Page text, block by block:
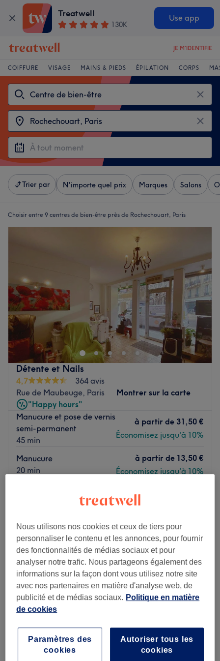
Treatwell
130K
Use app
JE M'IDENTIFIE
COIFFURE VISAGE MAINS & PIEDS ÉPILATION CORPS
Trier par N'importe quel prix Marques Salons
Choisir entre 9 centres de bien-être près de Rochechouart, Paris
Détente et Nails
4,7
364 avis
Rue de Maubeuge, Paris
Montrer sur la carte
"Happy hours"
Manucure et pose de vernis
semi-permanent
45 min
à partir de 31,50 €
Économisez jusqu'à 10%
Manucure
20 min
à partir de 13,50 €
Économisez jusqu'à 10%
de vernis semi-permanent
Économisez jusqu'à 10%
Je veux en savoir plus
Lundi 10:00–20:00
Mardi
10:00–20:00
Mercredi
10:00–20:00
Jeudi
10:00–20:00
Vendredi
10:00–20:00
Samedi
Detente et Nails est un magnifique salon de massage et
Nous utilisons nos cookies et ceux de tiers pour
personnaliser le contenu et les annonces, pour fournir
des fonctionnalités de médias sociaux et pour
analyser notre trafic. Nous partageons également des
informations sur la façon dont vous utilisez notre site
avec nos partenaires en matière d'analyse web, de
publicité et de médias sociaux. Politique en matière
de cookies
Autoriser tous les
cookies
Paramètres des
cookies